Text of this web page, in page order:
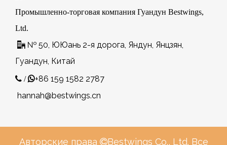
Промышленно-торговая компания Гуандун Bestwings,
Ltd.
 № 50, ЮЮань 2-я дорога, Яндун, Янцзян,
Гуандун, Китай
 / +86 159 1582 2787
hannah@bestwings.cn
Авторские права Bestwings Co., Ltd. Все